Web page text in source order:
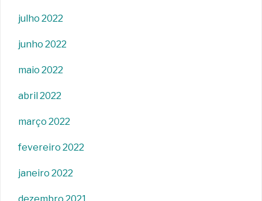
julho 2022
junho 2022
maio 2022
abril 2022
março 2022
fevereiro 2022
janeiro 2022